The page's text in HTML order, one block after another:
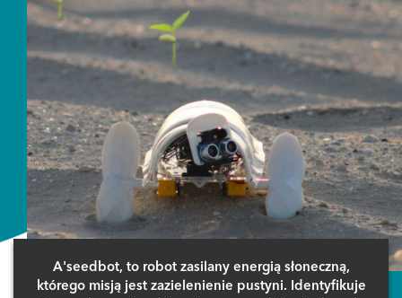
A'seedbot, to robot zasilany energią słoneczną,
którego misją jest zazielenienie pustyni. Identyfikuje